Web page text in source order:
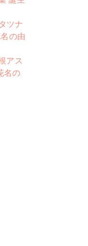
ツナ
の由
アス
名の